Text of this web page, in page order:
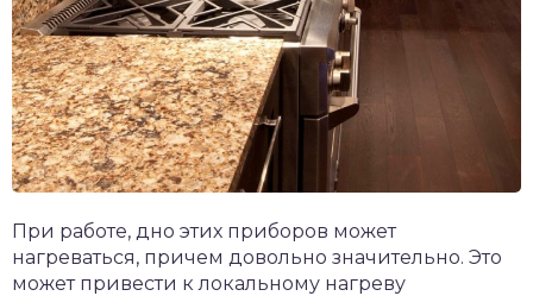
При работе, дно этих приборов может
нагреваться, причем довольно значительно. Это
может привести к локальному нагреву